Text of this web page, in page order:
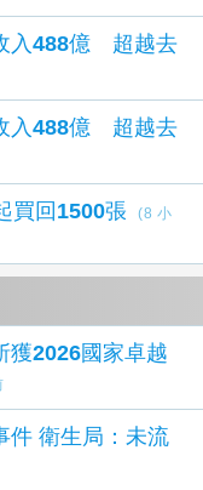
入488億 超越去
入488億 超越去
買回1500張
(8 小
獲2026國家卓越
件 衛生局：未流